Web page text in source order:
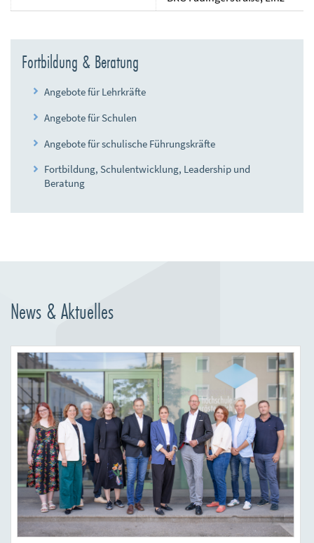
Fortbildung & Beratung
Angebote für Lehrkräfte
Angebote für Schulen
Angebote für schulische Führungskräfte
Fortbildung, Schulentwicklung, Leadership und
Beratung
News & Aktuelles